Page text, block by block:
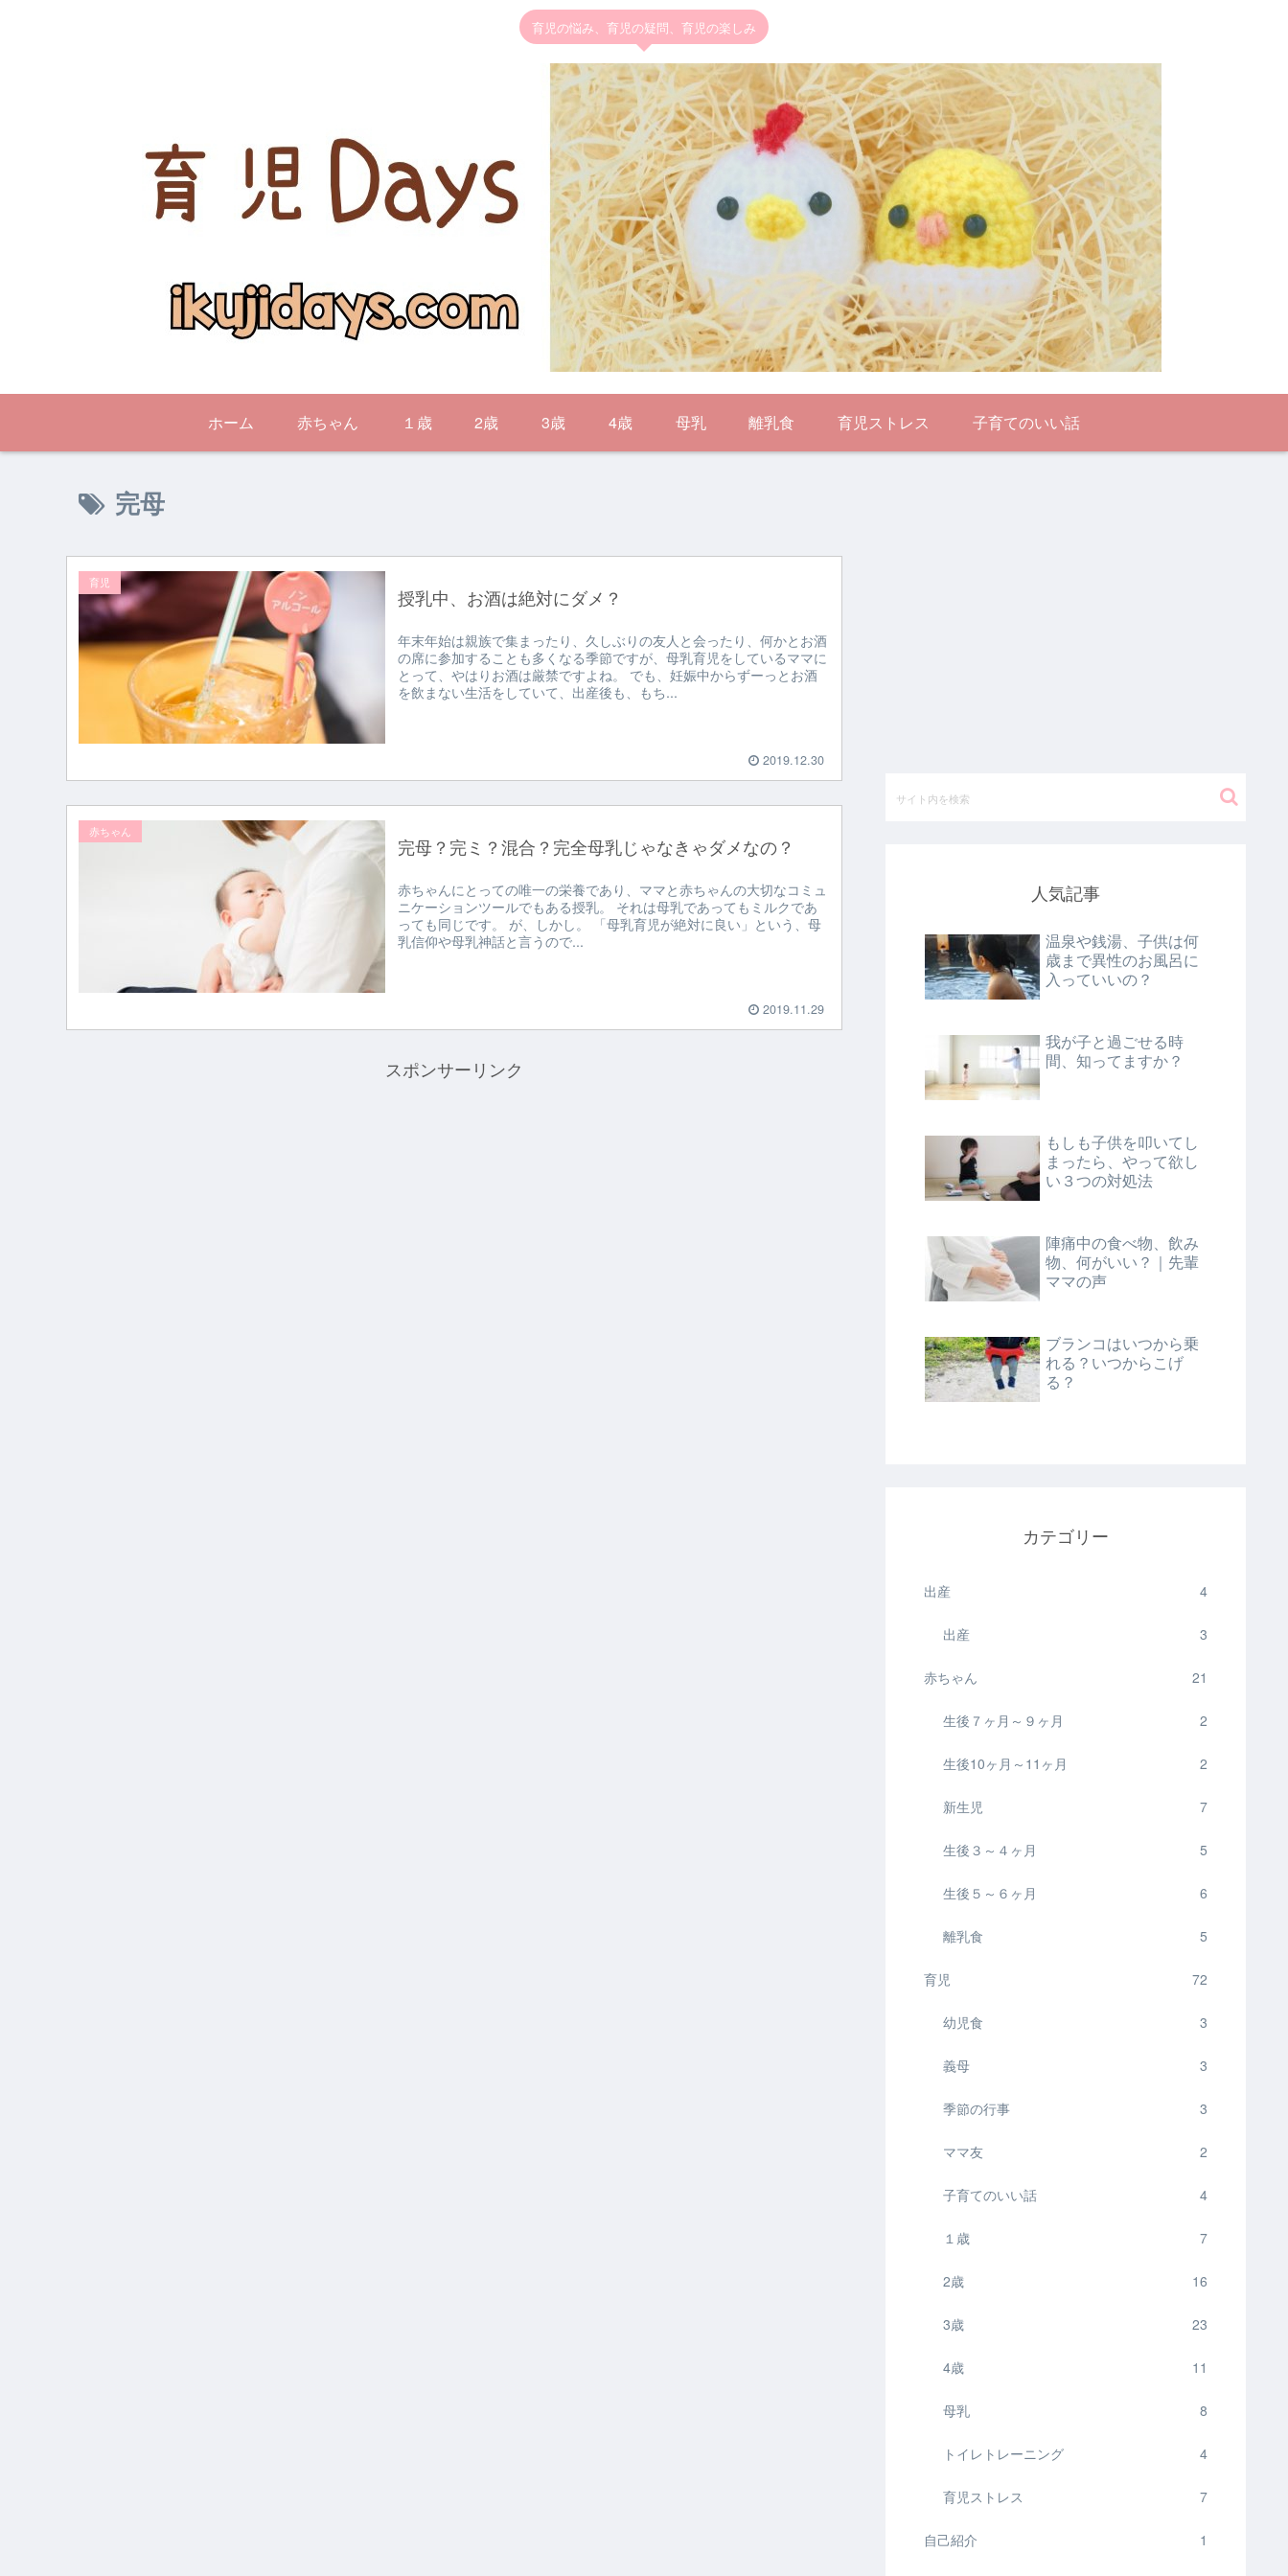
育児の悩み、育児の疑問、育児の楽しみ
ホーム 赤ちゃん １歳 2歳 3歳 4歳 母乳 離乳食 育児ストレス 子育てのいい話
完母
育児
授乳中、お酒は絶対にダメ？
年末年始は親族で集まったり、久しぶりの友人と会ったり、何かとお酒
の席に参加することも多くなる季節ですが、母乳育児をしているママに
とって、やはりお酒は厳禁ですよね。 でも、妊娠中からずーっとお酒
を飲まない生活をしていて、出産後も、もち...
2019.12.30
赤ちゃん
完母？完ミ？混合？完全母乳じゃなきゃダメなの？
赤ちゃんにとっての唯一の栄養であり、ママと赤ちゃんの大切なコミュ
ニケーションツールでもある授乳。 それは母乳であってもミルクであ
っても同じです。 が、しかし。 「母乳育児が絶対に良い」という、母
乳信仰や母乳神話と言うので...
2019.11.29
スポンサーリンク
人気記事
温泉や銭湯、子供は何
歳まで異性のお風呂に
入っていいの？
我が子と過ごせる時
間、知ってますか？
もしも子供を叩いてし
まったら、やって欲し
い３つの対処法
陣痛中の食べ物、飲み
物、何がいい？｜先輩
ママの声
ブランコはいつから乗
れる？いつからこげ
る？
カテゴリー
出産 4
出産 3
赤ちゃん 21
生後７ヶ月～９ヶ月 2
生後10ヶ月～11ヶ月 2
新生児 7
生後３～４ヶ月 5
生後５～６ヶ月 6
離乳食 5
育児 72
幼児食 3
義母 3
季節の行事 3
ママ友 2
子育てのいい話 4
１歳 7
2歳 16
3歳 23
4歳 11
母乳 8
トイレトレーニング 4
育児ストレス 7
自己紹介 1